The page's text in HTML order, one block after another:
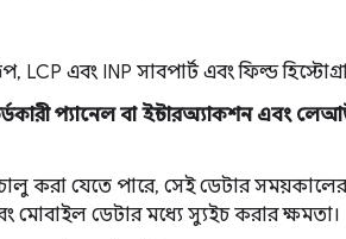
LCP এবং INP সাবপার্ট এবং ফিল্ড
প্যানেল বা ইন্টারঅ্যাকশন এবং
করা যেতে পারে, সেই ডেটার
মোবাইল ডেটার মধ্যে স্যুইচ করার ক্ষমতা।